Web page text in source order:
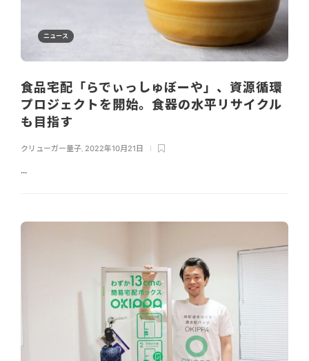
ニュース
食品宅配「らでぃっしゅぼーや」、資源循環
プロジェクトを開始。食器の水平リサイクル
も目指す
クリューガー量子 2022年10月21日
...